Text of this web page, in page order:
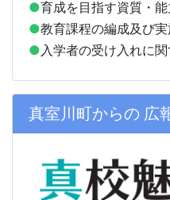
●育成を目指す資質・
●教育課程の編成及び
●入学者の受け入れに
真室川町からの 広